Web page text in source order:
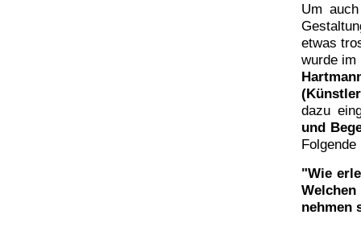
Um
etwas
wurde
dazu
und
"Wie
nehmen